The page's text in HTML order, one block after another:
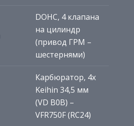
DOHC, 4 клапана
на цилиндр
(привод ГРМ –
шестернями)
Карбюратор, 4x
Keihin 34,5 мм
(VD B0B) –
VFR750F (RC24)